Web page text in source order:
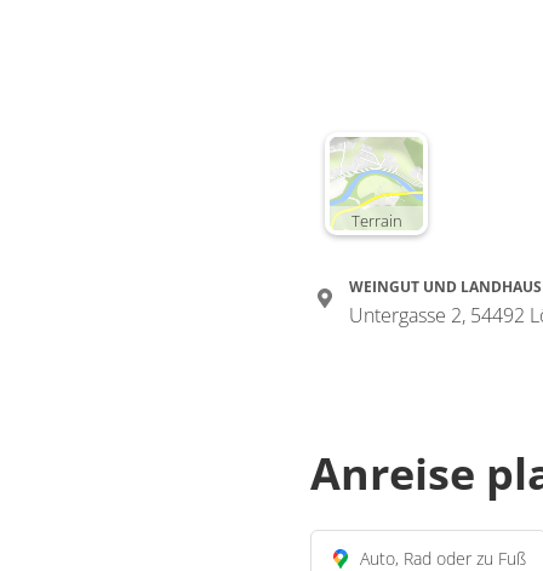
Terrain
WEINGUT UND
Untergasse 2, 54492
Anreise
Auto, Rad oder zu Fuß